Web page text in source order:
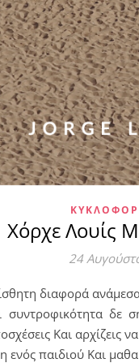
Χόρχε Λουίς
24
διαφορά
δε
Και αρχίζεις
ενός παιδιού Και